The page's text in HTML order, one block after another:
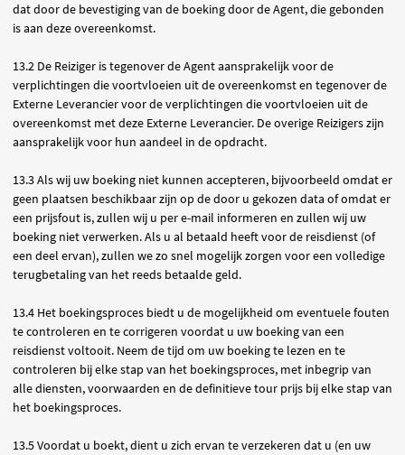
dat door de bevestiging van de boeking door de Agent, die gebonden
is aan deze overeenkomst.
13.2 De Reiziger is tegenover de Agent aansprakelijk voor de
verplichtingen die voortvloeien uit de overeenkomst en tegenover de
Externe Leverancier voor de verplichtingen die voortvloeien uit de
overeenkomst met deze Externe Leverancier. De overige Reizigers zijn
aansprakelijk voor hun aandeel in de opdracht.
13.3 Als wij uw boeking niet kunnen accepteren, bijvoorbeeld omdat er
geen plaatsen beschikbaar zijn op de door u gekozen data of omdat er
een prijsfout is, zullen wij u per e-mail informeren en zullen wij uw
boeking niet verwerken. Als u al betaald heeft voor de reisdienst (of
een deel ervan), zullen we zo snel mogelijk zorgen voor een volledige
terugbetaling van het reeds betaalde geld.
13.4 Het boekingsproces biedt u de mogelijkheid om eventuele fouten
te controleren en te corrigeren voordat u uw boeking van een
reisdienst voltooit. Neem de tijd om uw boeking te lezen en te
controleren bij elke stap van het boekingsproces, met inbegrip van
alle diensten, voorwaarden en de definitieve tour prijs bij elke stap van
het boekingsproces.
13.5 Voordat u boekt, dient u zich ervan te verzekeren dat u (en uw